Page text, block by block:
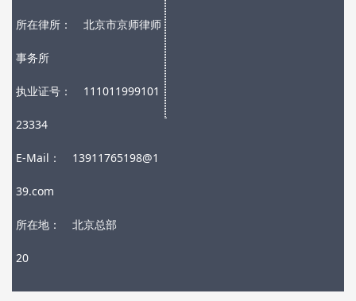
所在律所： 北京市京师律师
事务所
执业证号： 111011999101
23334
E-Mail： 13911765198@1
39.com
所在地： 北京总部
20